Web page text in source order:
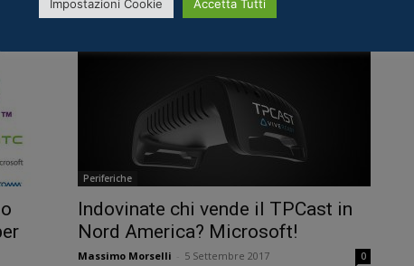
Massimo Morselli 9 Novembre 2017
Periferiche
Indovinate chi vende il TPCast in
Nord America? Microsoft!
Massimo Morselli 5 Settembre 2017 0
Impostazioni Cookie Accetta Tutti